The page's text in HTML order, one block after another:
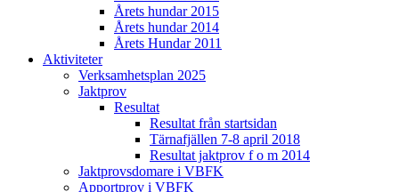
Årets hundar 2015
Årets hundar 2014
Årets Hundar 2011
Aktiviteter
Verksamhetsplan 2025
Jaktprov
Resultat
Resultat från startsidan
Tärnafjällen 7-8 april 2018
Resultat jaktprov f o m 2014
Jaktprovsdomare i VBFK
Apportprov i VBFK